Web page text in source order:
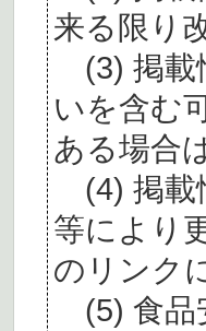
来る限り
(3) 掲載
いを含む
ある場合
(4) 掲載
等により
のリンク
(5) 食品